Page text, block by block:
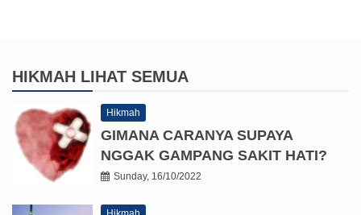
HIKMAH LIHAT SEMUA
Hikmah
GIMANA CARANYA SUPAYA
NGGAK GAMPANG SAKIT HATI?
Sunday, 16/10/2022